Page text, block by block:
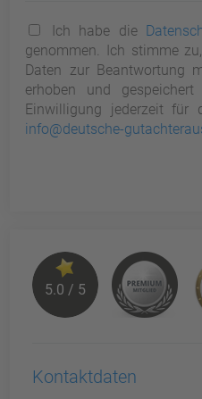
Ich habe die
genommen. Ich stimme
Daten zur Beantwortung
erhoben und
Einwilligung jederzeit für
info@deutsche-
5.0 / 5
Kontaktdaten